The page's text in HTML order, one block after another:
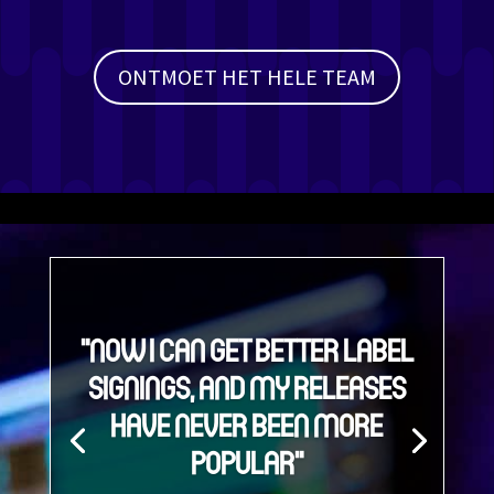
ONTMOET HET HELE TEAM
"NOW I CAN GET BETTER LABEL
SIGNINGS, AND MY RELEASES
HAVE NEVER BEEN MORE
POPULAR"